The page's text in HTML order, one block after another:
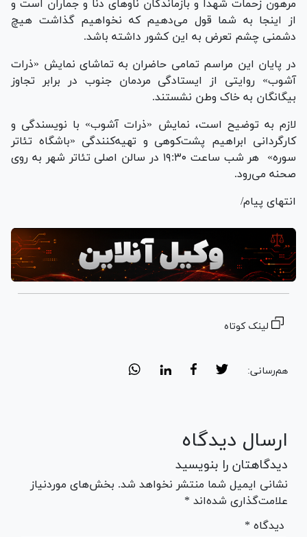
مرهون زحمات شهدا و بازماندگان ناو‌های دنا و جماران است و
از اینجا به شما قول می‌دهیم که نخواهیم گذاشت هیچ
دشمنی چشم تعرض به این کشور داشته باشد.
در پایان این مراسم تمامی حاضران به تماشای نمایش «ذرات
آشوب» روایتی از ایستادگی مردمان جنوب در برابر تجاوز
بیگانگان به خاک وطن نشستند.
لازم به توضیح است، نمایش «ذرات آشوب» با نویسندگی و
کارگردانی ابراهیم پشت‌کوهی و تهیه‌کنندگی «باشگاه تئاتر
سوره» هر شب ساعت ۱۹:۳۰ در سالن اصلی تئاتر شهر به روی
صحنه می‌رود.
انتهای پیام/
لینک کوتاه
هم‌رسانی:
ارسال دیدگاه
دیدگاهتان را بنویسید
نشانی ایمیل شما منتشر نخواهد شد. بخش‌های موردنیاز
علامت‌گذاری شده‌اند *
* دیدگاه